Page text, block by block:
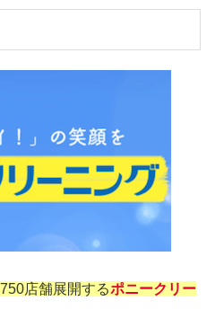
店舗展開するポニークリー